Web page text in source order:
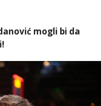
mogli bi da